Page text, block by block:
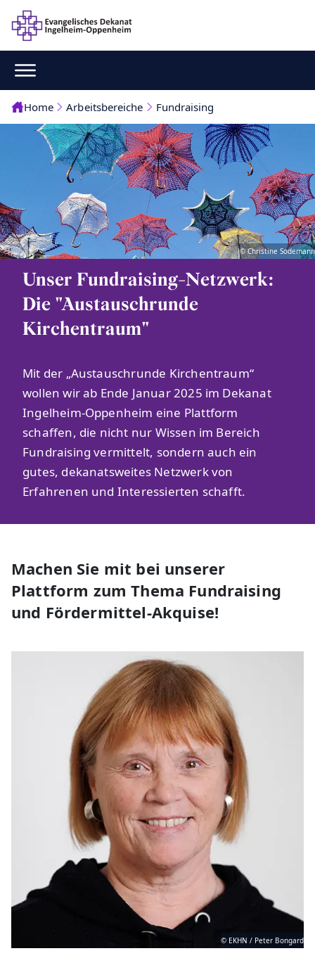
Home Arbeitsbereiche Fundraising
© Christine Sodemann
Unser Fundraising-Netzwerk:
Die "Austauschrunde
Kirchentraum"
Mit der „Austauschrunde Kirchentraum“
wollen wir ab Ende Januar 2025 im Dekanat
Ingelheim-Oppenheim eine Plattform
schaffen, die nicht nur Wissen im Bereich
Fundraising vermittelt, sondern auch ein
gutes, dekanatsweites Netzwerk von
Erfahrenen und Interessierten schafft.
Machen Sie mit bei unserer
Plattform zum Thema Fundraising
und Fördermittel-Akquise!
© EKHN / Peter Bongard